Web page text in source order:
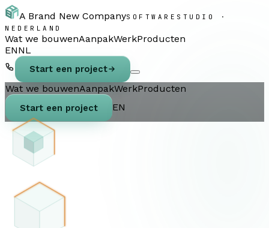
A Brand New CompanySOFTWARESTUDIO ·
NEDERLAND
Wat we bouwenAanpakWerkProducten
ENNL
Start een project
Wat we bouwenAanpakWerkProducten
Start een project EN